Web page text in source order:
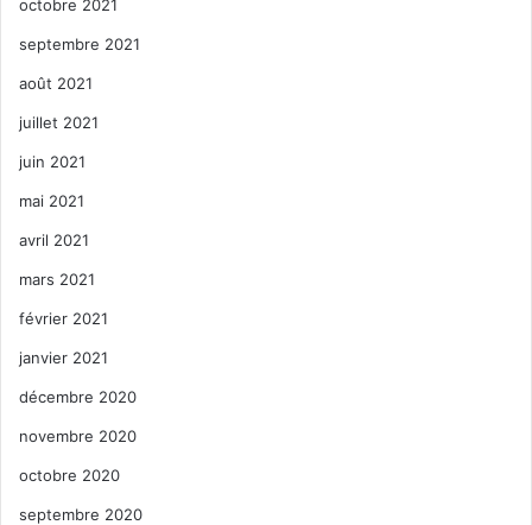
octobre 2021
septembre 2021
août 2021
juillet 2021
juin 2021
mai 2021
avril 2021
mars 2021
février 2021
janvier 2021
décembre 2020
novembre 2020
octobre 2020
septembre 2020